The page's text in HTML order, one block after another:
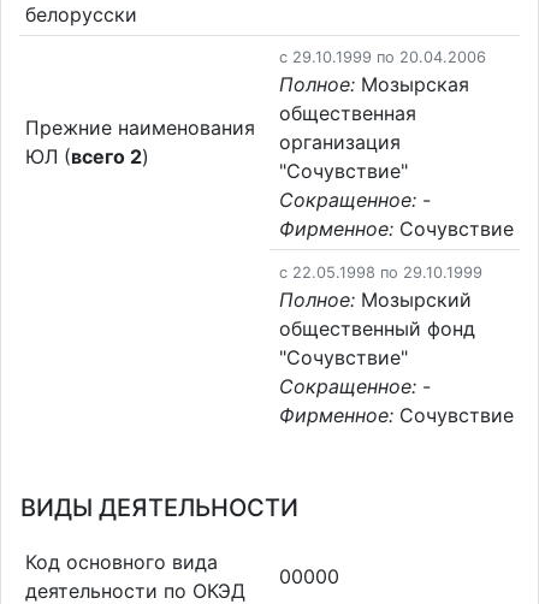
белорусски
Прежние наименования
ЮЛ (всего 2)
c 29.10.1999 по 20.04.2006
Полное: Мозырская
общественная
организация
"Сочувствие"
Сокращенное: -
Фирменное: Сочувствие
c 22.05.1998 по 29.10.1999
Полное: Мозырский
общественный фонд
"Сочувствие"
Сокращенное: -
Фирменное: Сочувствие
ВИДЫ ДЕЯТЕЛЬНОСТИ
Код основного вида
деятельности по ОКЭД
00000